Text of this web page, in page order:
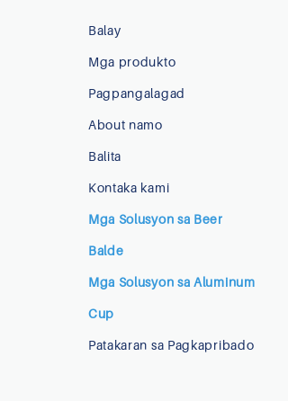
Balay
Mga produkto
Pagpangalagad
About namo
Balita
Kontaka kami
Mga Solusyon sa Beer
Balde
Mga Solusyon sa Aluminum
Cup
Patakaran sa Pagkapribado